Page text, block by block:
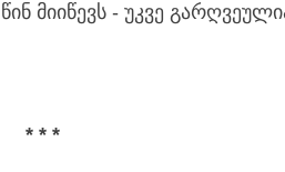
მიიწევს - უკვე
* * *